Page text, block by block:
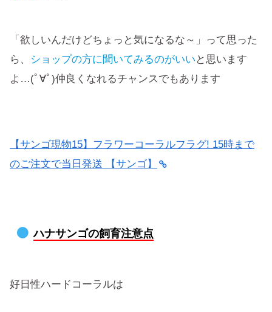
「欲しいんだけどちょっと気になるな～」って思った
ら、
ショップの方に聞いてみるのがいい と思います
よ…(ﾟ∀ﾟ)仲良くなれるチャンスでもあります
【サンゴ現物15】フラワーコーラルフラグ! 15時まで
のご注文で当日発送 【サンゴ】
ハナサンゴの飼育注意点
好日性ハードコーラルは